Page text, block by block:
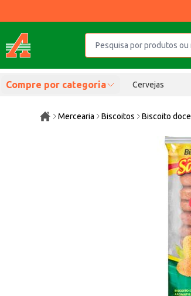
Compre por categoria Cervejas
Mercearia Biscoitos Biscoito doce